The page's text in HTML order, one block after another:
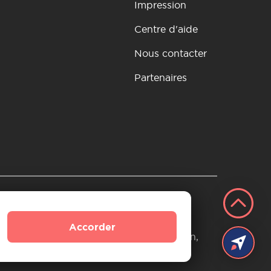
Impression
Centre d'aide
Nous contacter
Partenaires
peuvent inclure des liens d'affiliation,
et remboursement
Accorder